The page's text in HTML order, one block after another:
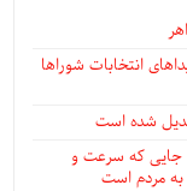
انتخابات شوراها
شده است
جایی که سرعت و
مردم است